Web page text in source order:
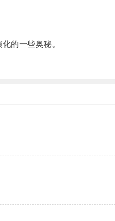
的一些奥秘。